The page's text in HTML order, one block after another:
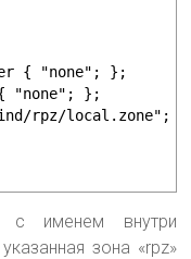
};
};
с именем внутри
зона «rpz»